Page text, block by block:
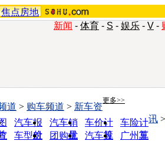
焦点房地
新闻 - 体育 - S - 娱乐 - V -
更多>>
汽车报
价
汽车销
量
车价计
算
车险计
算
车型对
团购优
汽车投
广州车
道 > 购车频道 > 新车资
讯